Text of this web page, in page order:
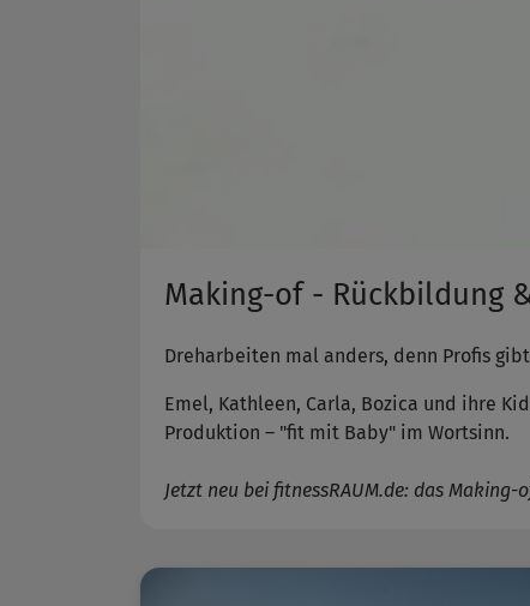
Making-of - Rückbildung
Dreharbeiten mal anders, denn Profis
Emel, Kathleen, Carla, Bozica und ihre
Produktion – "fit mit Baby" im Wortsinn.
Jetzt neu bei fitnessRAUM.de: das Making-